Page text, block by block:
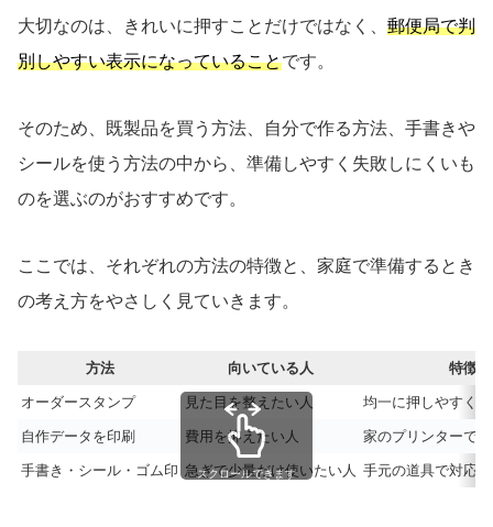
大切なのは、きれいに押すことだけではなく、 郵便局で判
別しやすい表示になっていることです。
そのため、既製品を買う方法、自分で作る方法、手書きや
シールを使う方法の中から、準備しやすく失敗しにくいも
のを選ぶのがおすすめです。
ここでは、それぞれの方法の特徴と、家庭で準備するとき
の考え方をやさしく見ていきます。
方法 向いている人 特徴
オーダースタンプ 見た目を整えたい人 均一に押しやすく
自作データを印刷 費用を抑えたい人 家のプリンターで
手書き・シール・ゴム印 急ぎで少量だけ使いたい人 手元の道具で対応
スクロールできます